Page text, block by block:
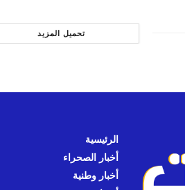
تحميل المزيد
الرئيسية
أخبار الصحراء
أخبار وطنية